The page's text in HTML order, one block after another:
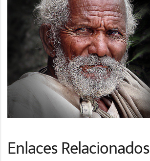
Enlaces Relacionados